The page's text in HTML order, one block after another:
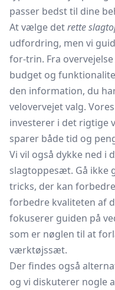
passer bedst til dine
At vælge detrette
udfordring, men vi
for-trin. Fra
budget og
den information, du
velovervejet valg.
investerer i det rigtige
sparer både tid og
Vi vil også dykke ned i
slagtoppesæt. Gå ikke
tricks, der kan
forbedre kvaliteten af
fokuserer guiden på
som er nøglen til at
værktøjssæt.
Der findes også
og vi diskuterer nogle